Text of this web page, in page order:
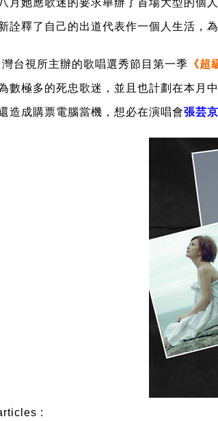
月她應歌迷的要求舉辦了首場大型的個
詮釋了自己的出道代表作一個人生活，
台視所主辦的歌唱選秀節目第一季 《超
數極多的死忠歌迷，並且也計劃在本月
造成購票電腦當機，想必在演唱會張芸京
: